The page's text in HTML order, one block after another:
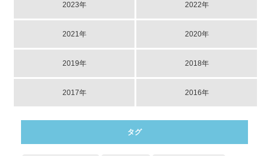
2023年 2022年
2021年 2020年
2019年 2018年
2017年 2016年
タグ